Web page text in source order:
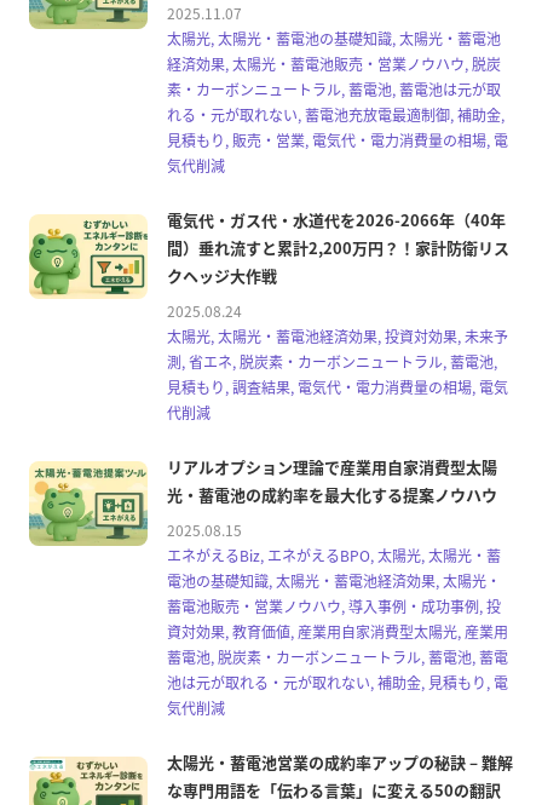
2025.11.07
太陽光, 太陽光・蓄電池の基礎知識, 太陽光・蓄電池
経済効果, 太陽光・蓄電池販売・営業ノウハウ, 脱炭
素・カーボンニュートラル, 蓄電池, 蓄電池は元が取
れる・元が取れない, 蓄電池充放電最適制御, 補助金,
見積もり, 販売・営業, 電気代・電力消費量の相場, 電
気代削減
電気代・ガス代・水道代を2026-2066年（40年
間）垂れ流すと累計2,200万円？！家計防衛リス
クヘッジ大作戦
2025.08.24
太陽光, 太陽光・蓄電池経済効果, 投資対効果, 未来予
測, 省エネ, 脱炭素・カーボンニュートラル, 蓄電池,
見積もり, 調査結果, 電気代・電力消費量の相場, 電気
代削減
リアルオプション理論で産業用自家消費型太陽
光・蓄電池の成約率を最大化する提案ノウハウ
2025.08.15
エネがえるBiz, エネがえるBPO, 太陽光, 太陽光・蓄
電池の基礎知識, 太陽光・蓄電池経済効果, 太陽光・
蓄電池販売・営業ノウハウ, 導入事例・成功事例, 投
資対効果, 教育価値, 産業用自家消費型太陽光, 産業用
蓄電池, 脱炭素・カーボンニュートラル, 蓄電池, 蓄電
池は元が取れる・元が取れない, 補助金, 見積もり, 電
気代削減
太陽光・蓄電池営業の成約率アップの秘訣 – 難解
な専門用語を「伝わる言葉」に変える50の翻訳